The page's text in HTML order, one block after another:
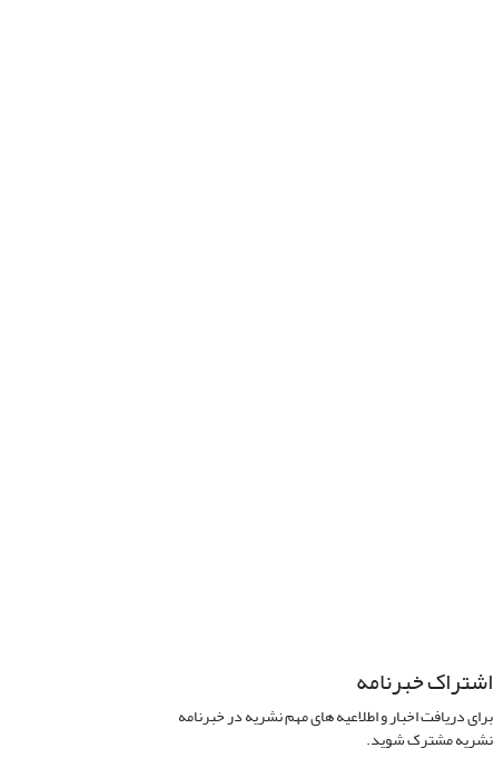
اشتراک خبرنامه
برای دریافت اخبار و اطلاعیه های مهم نشریه در خبرنامه
نشریه مشترک شوید.